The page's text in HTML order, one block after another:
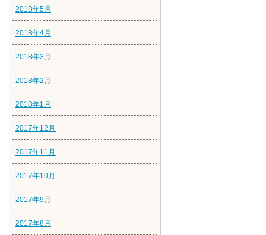
2018年5月
2018年4月
2018年3月
2018年2月
2018年1月
2017年12月
2017年11月
2017年10月
2017年9月
2017年8月